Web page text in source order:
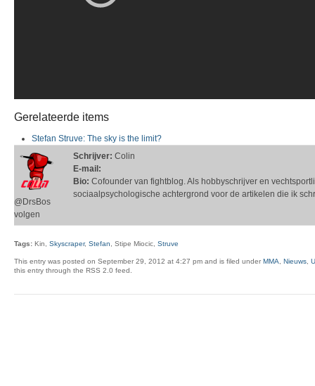
Gerelateerde items
Stefan Struve: The sky is the limit?
@DrsBos
volgen
Schrijver: Colin
E-mail:
Bio: Cofounder van fightblog. Als hobbyschrijver en
sociaalpsychologische achtergrond voor de artikelen die ik
Tags:Kin, Skyscraper, Stefan, Stipe Miocic, Struve
This entry was posted on September 29, 2012 at 4:27 pm and is filed under MMA, Nieuws,
this entry through the RSS 2.0 feed.